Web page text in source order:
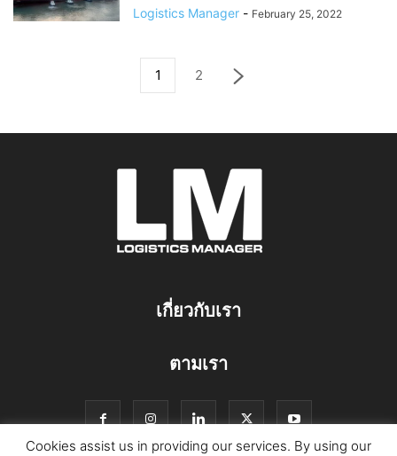
Logistics Manager - February 25, 2022
1 2
เกี่ยวกับเรา
ตามเรา
Cookies assist us in providing our services. By using our